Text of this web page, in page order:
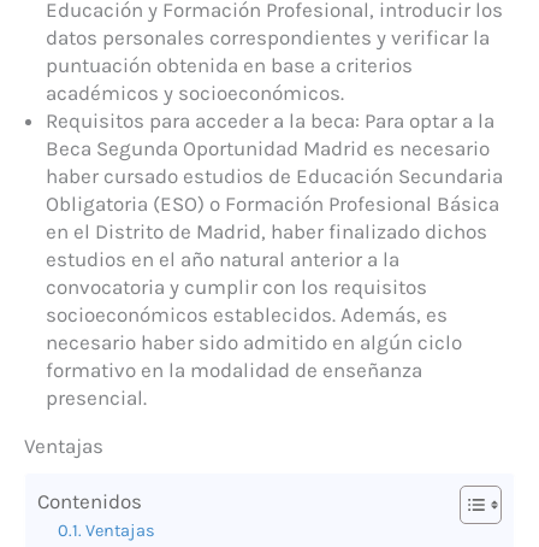
Educación y Formación Profesional, introducir los
datos personales correspondientes y verificar la
puntuación obtenida en base a criterios
académicos y socioeconómicos.
Requisitos para acceder a la beca: Para optar a la
Beca Segunda Oportunidad Madrid es necesario
haber cursado estudios de Educación Secundaria
Obligatoria (ESO) o Formación Profesional Básica
en el Distrito de Madrid, haber finalizado dichos
estudios en el año natural anterior a la
convocatoria y cumplir con los requisitos
socioeconómicos establecidos. Además, es
necesario haber sido admitido en algún ciclo
formativo en la modalidad de enseñanza
presencial.
Ventajas
Contenidos
Ventajas